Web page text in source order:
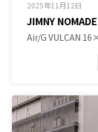
2025年11月12日
JIMNY
Air/G VULCAN